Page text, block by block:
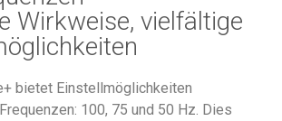
Wirkweise, vielfältige
bietet Einstellmöglichkeiten
100, 75 und 50 Hz. Dies